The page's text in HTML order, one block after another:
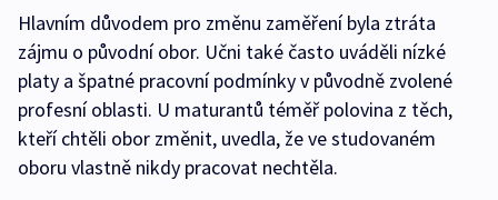
Hlavním důvodem pro změnu zaměření byla ztráta
zájmu o původní obor. Učni také často uváděli nízké
platy a špatné pracovní podmínky v původně zvolené
profesní oblasti. U maturantů téměř polovina z těch,
kteří chtěli obor změnit, uvedla, že ve studovaném
oboru vlastně nikdy pracovat nechtěla.